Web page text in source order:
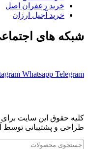
خرید زعفران اصل
خرید آجیل ارزان
شبکه های
Whatsapp Telegram
کلیه حقوق این سایت
طراحی و پشتیبانی توسط